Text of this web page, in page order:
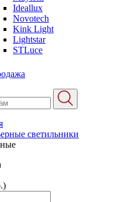
Ideallux
Novotech
Kink Light
Lightstar
STLuce
светильники